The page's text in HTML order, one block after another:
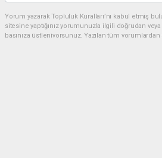
Yorum yazarak Topluluk Kuralları’nı kabul etmiş
sitesine yaptığınız yorumunuzla ilgili doğrudan
başınıza üstleniyorsunuz. Yazılan tüm